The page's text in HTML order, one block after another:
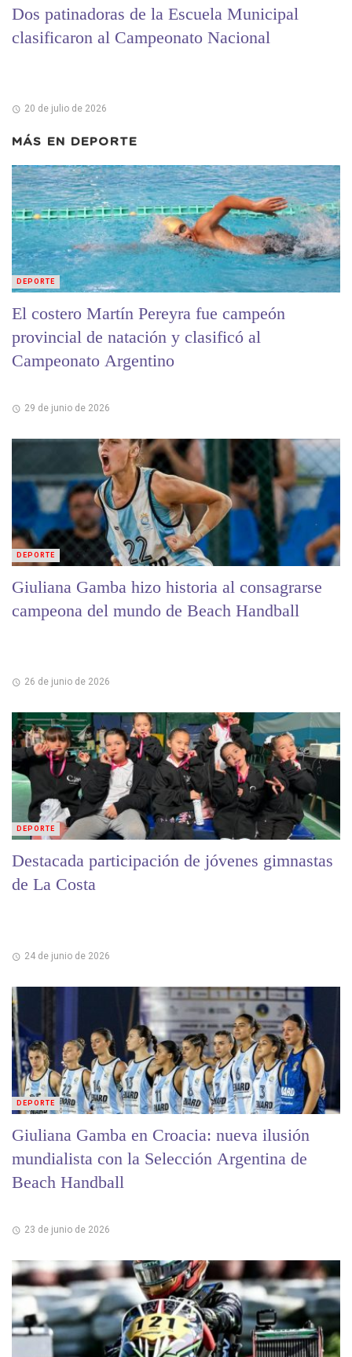
Dos patinadoras de la Escuela Municipal
clasificaron al Campeonato Nacional
20 de julio de 2026
MÁS EN DEPORTE
El costero Martín Pereyra fue campeón
provincial de natación y clasificó al
Campeonato Argentino
29 de junio de 2026
DEPORTE
Giuliana Gamba hizo historia al consagrarse
campeona del mundo de Beach Handball
26 de junio de 2026
DEPORTE
Destacada participación de jóvenes gimnastas
de La Costa
24 de junio de 2026
DEPORTE
Giuliana Gamba en Croacia: nueva ilusión
mundialista con la Selección Argentina de
Beach Handball
23 de junio de 2026
DEPORTE